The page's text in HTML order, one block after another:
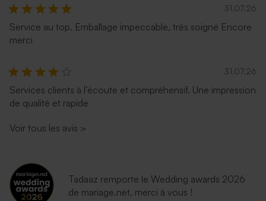
31.07.26
Service au top. Emballage impeccable, très soigné Encore
merci
31.07.26
Services clients à l’écoute et compréhensif. Une impression
de qualité et rapide
Voir tous les avis >
Tadaaz remporte le Wedding awards 2026
de mariage.net, merci à vous !